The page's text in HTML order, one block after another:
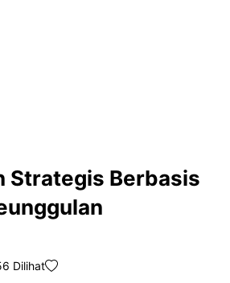
Strategis Berbasis
Dilihat